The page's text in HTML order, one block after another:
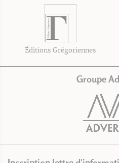
Éditions Grégoriennes
Groupe